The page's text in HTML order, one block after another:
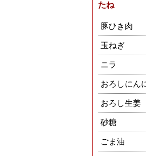
たね
豚ひき肉
玉ねぎ
ニラ
おろしにん
おろし生姜
砂糖
ごま油